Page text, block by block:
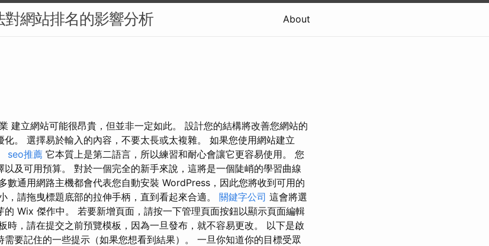
網站排名的影響分析 About
建立網站可能很昂貴，但並非一定如此。 設計您的結構將改善您網站的
。 選擇易於輸入的內容，不要太長或太複雜。 如果您使用網站建立
seo推薦 它本質上是第二語言，所以練習和耐心會讓它更容易使用。 您
及可用預算。 對於一個完全的新手來說，這將是一個陡峭的學習曲線
數通用網路主機都會代表您自動安裝 WordPress，因此您將收到可用的
，請拖曳標題底部的拉伸手柄，直到看起來合適。 關鍵字公司 這會將選
的 Wix 傑作中。 若要新增頁面，請按一下管理頁面按鈕以顯示頁面編輯
時，請在提交之前預覽模板，因為一旦發布，就不容易更改。 以下是啟
要記住的一些提示（如果您想看到結果）。 一旦你知道你的目標受眾